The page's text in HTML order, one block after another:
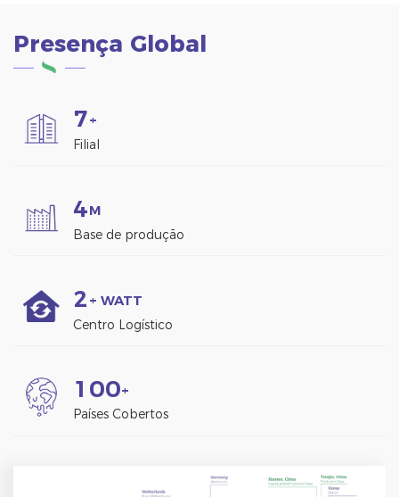
Presença Global
7+
Filial
4M
Base de produção
2 + WATT
Centro Logístico
1 00+
Países Cobertos